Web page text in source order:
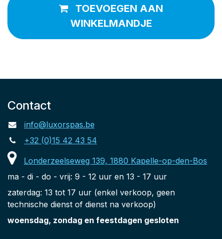
TOEVOEGEN AAN
WINKELMANDJE
Contact
info@luxorspas.be
+32 (0)15 42 43 54
Londerzeelseweg 139, 1880 Kapelle-op-den-Bos
ma - di - do - vrij: 9 - 12 uur en 13 - 17 uur
zaterdag: 13 tot 17 uur (enkel verkoop, geen
technische dienst of dienst na verkoop)
woensdag, zondag en feestdagen gesloten